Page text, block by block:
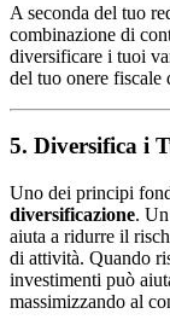
A seconda del tuo
combinazione di
diversificare i tuoi
del tuo onere fiscale
5. Diversifica i
Uno dei principi
diversificazione.
aiuta a ridurre il
di attività. Quando
investimenti può
massimizzando al